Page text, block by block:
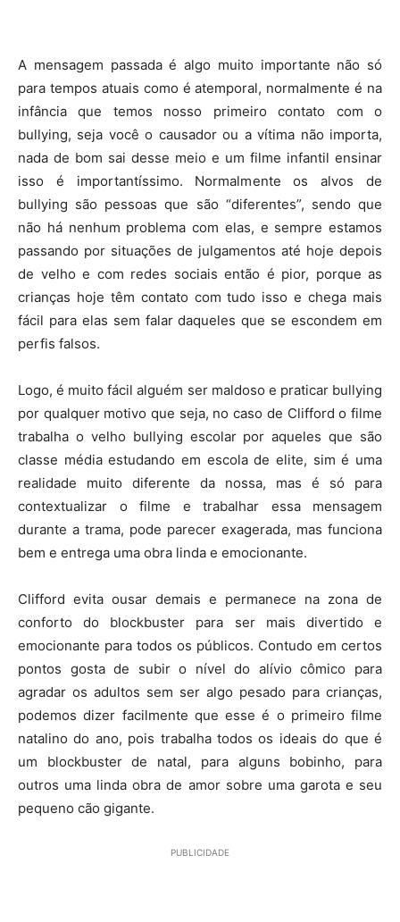
A mensagem passada é algo muito importante não só
para tempos atuais como é atemporal, normalmente é na
infância que temos nosso primeiro contato com o
bullying, seja você o causador ou a vítima não importa,
nada de bom sai desse meio e um filme infantil ensinar
isso é importantíssimo. Normalmente os alvos de
bullying são pessoas que são “diferentes”, sendo que
não há nenhum problema com elas, e sempre estamos
passando por situações de julgamentos até hoje depois
de velho e com redes sociais então é pior, porque as
crianças hoje têm contato com tudo isso e chega mais
fácil para elas sem falar daqueles que se escondem em
perfis falsos.
Logo, é muito fácil alguém ser maldoso e praticar bullying
por qualquer motivo que seja, no caso de Clifford o filme
trabalha o velho bullying escolar por aqueles que são
classe média estudando em escola de elite, sim é uma
realidade muito diferente da nossa, mas é só para
contextualizar o filme e trabalhar essa mensagem
durante a trama, pode parecer exagerada, mas funciona
bem e entrega uma obra linda e emocionante.
Clifford evita ousar demais e permanece na zona de
conforto do blockbuster para ser mais divertido e
emocionante para todos os públicos. Contudo em certos
pontos gosta de subir o nível do alívio cômico para
agradar os adultos sem ser algo pesado para crianças,
podemos dizer facilmente que esse é o primeiro filme
natalino do ano, pois trabalha todos os ideais do que é
um blockbuster de natal, para alguns bobinho, para
outros uma linda obra de amor sobre uma garota e seu
pequeno cão gigante.
PUBLICIDADE